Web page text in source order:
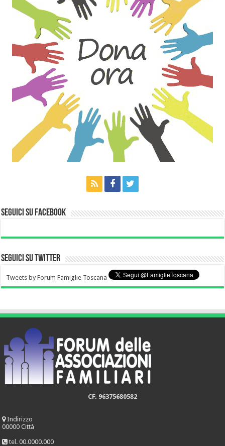
Seguici su Facebook
Seguici su Twitter
Tweets by Forum Famiglie Toscana
CF. 96375680582
Indirizzo
00000 Città
tel. 00.0000.000